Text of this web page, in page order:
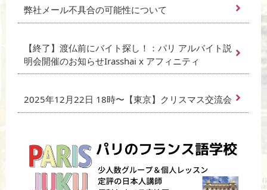
弊社メール不具合の可能性について
【終了】渡仏前にバイト探し！：パリ アルバイト説
明会開催のお知らせIrasshai x アフィニティ
2025年12月22日 18時〜【東京】クリスマス交流会